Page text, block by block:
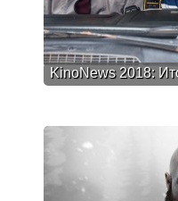
KinoNews 2018: